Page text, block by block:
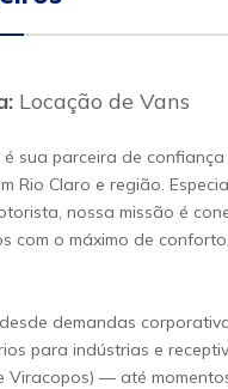
Locação de Vans
é sua parceira de
Rio Claro e região.
nossa missão é
com o máximo de
demandas
para indústrias e
Viracopos) — até